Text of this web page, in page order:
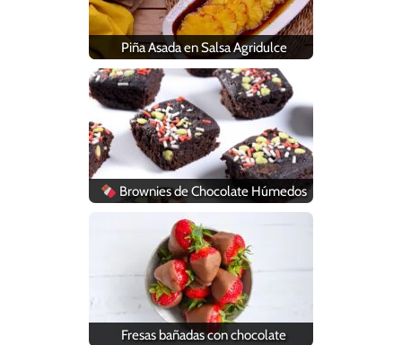
Piña Asada en Salsa Agridulce
Brownies de Chocolate Húmedos
Fresas bañadas con chocolate